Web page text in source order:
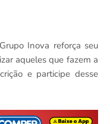
Inova reforça seu
aqueles que fazem a
e participe desse